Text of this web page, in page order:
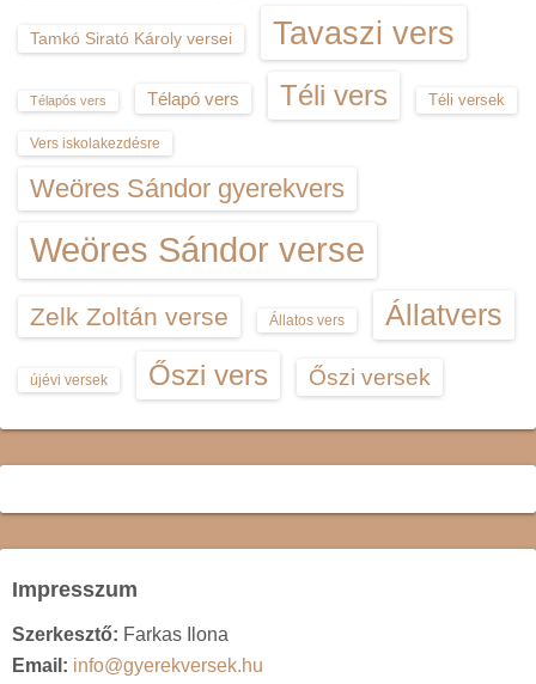
Tamkó Sirató Károly versei Tavaszi vers
Télapós vers Télapó vers Téli vers Téli versek
Vers iskolakezdésre
Weöres Sándor gyerekvers
Weöres Sándor verse
Zelk Zoltán verse Állatos vers Állatvers
újévi versek Őszi vers Őszi versek
Impresszum
Szerkesztő: Farkas Ilona
Email: info@gyerekversek.hu